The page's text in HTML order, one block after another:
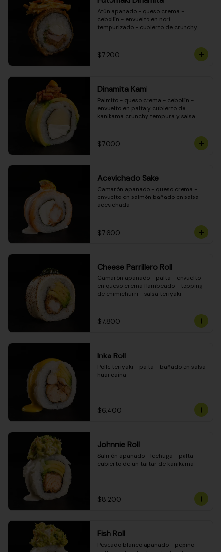
Atún apanado - queso crema -
cebollín - envuelto en nori
tempurizado - cubierto de crunchy
$7.200
Dinamita Kami
Palmito - queso crema - cebollín -
envuelto en palta y cubierto de
kanikama crunchy tempura y salsa
$7.000
Acevichado Sake
Camarón apanado - queso crema -
envuelto en salmón bañado en salsa
acevichada
$7.600
Cheese Parrillero Roll
Camarón apanado - palta - envuelto
en queso crema flambeado - topping
de chimichurri - salsa teriyaki
$7.800
Inka Roll
Pollo teriyaki - palta - bañado en salsa
huancaína
$6.400
Johnnie Roll
Salmón apanado - lechuga - palta -
cubierto de un tartar de kanikama
$8.200
Fish Roll
Pescado blanco apanado - pepino -